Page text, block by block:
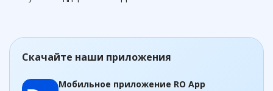
Скачайте наши приложения
Мобильное приложение RO App